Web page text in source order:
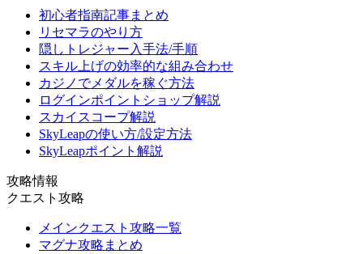
初心者指南記事まとめ
リセマラのやり方
隠しトレジャー入手法/手順
スキル上げの効率的な組み合わせ
カジノでメダルを稼ぐ方法
ログインポイントショップ解説
スカイスコープ解説
SkyLeapの使い方/設定方法
SkyLeapポイント解説
攻略情報
クエスト攻略
メインクエスト攻略一覧
マグナ攻略まとめ